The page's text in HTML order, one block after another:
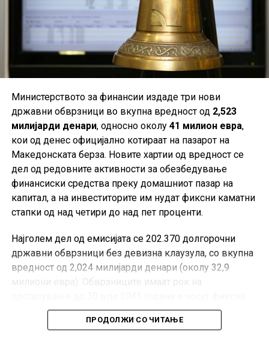
Министерството за финансии издаде три нови
државни обврзници во вкупна вредност од 2,523
милијарди денари, односно околу 41 милион евра,
кои од денес официјално котираат на пазарот на
Македонската берза. Новите хартии од вредност се
дел од редовните активности за обезбедување
финансиски средства преку домашниот пазар на
капитал, а на инвеститорите им нудат фиксни каматни
стапки од над четири до над пет проценти.
Најголем дел од емисијата се 202.370 долгорочни
државни обврзници без девизна клаузула, со вкупна
вредност од 2,024 милијарди денари (околу 32,9
милиони евра). Обврзниците имаат рок на
годишна каматна стапка од 5,20 проценти.
ПРОДОЛЖИ СО ЧИТАЊЕ